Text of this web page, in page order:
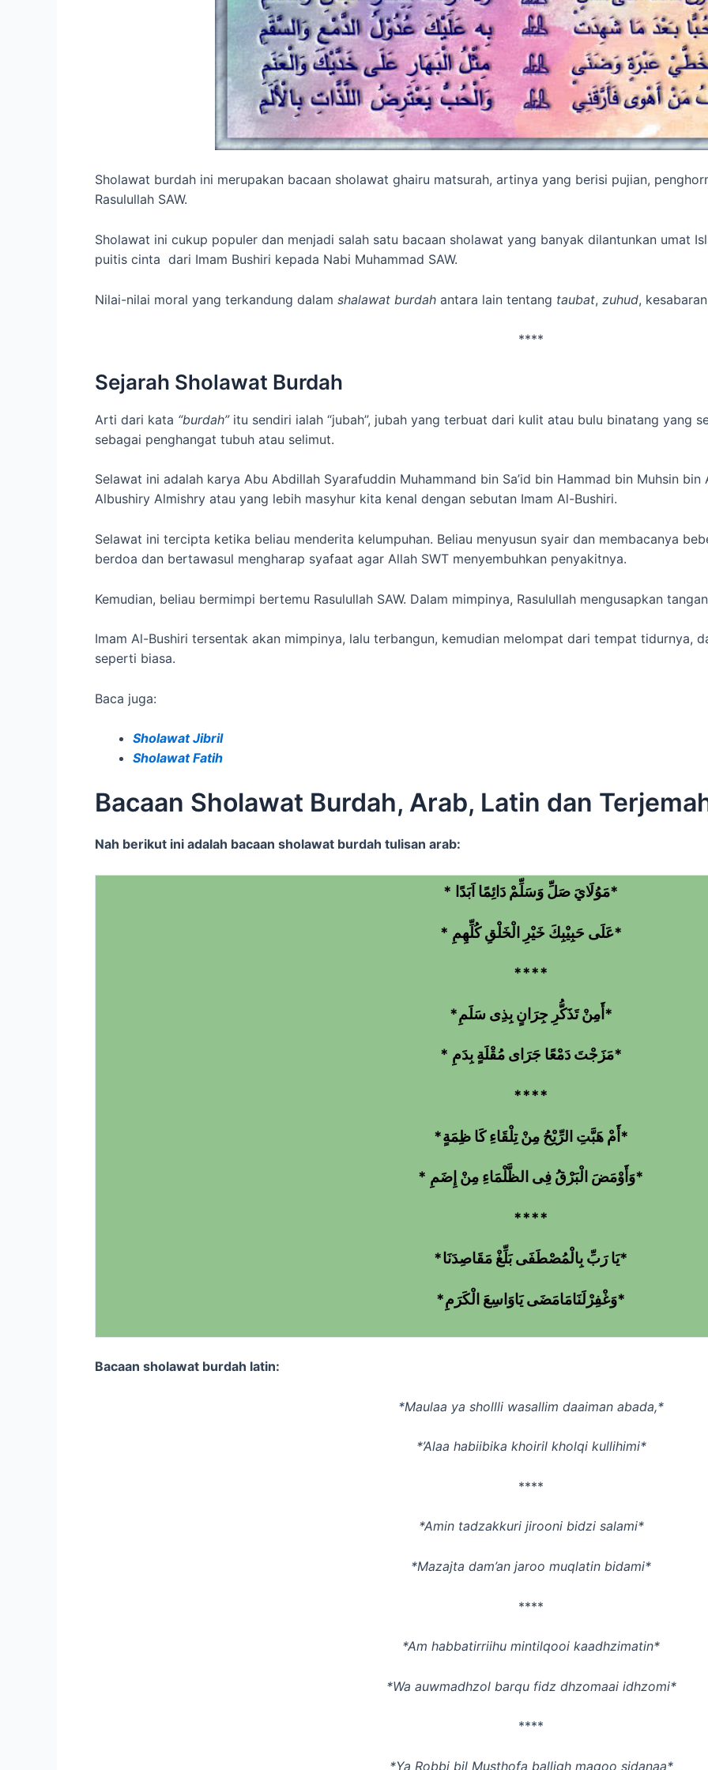
Sholawat burdah ini merupakan bacaan sholawat ghairu matsurah, artinya yang berisi pujian,
Rasulullah SAW.
Sholawat ini cukup populer dan menjadi salah satu bacaan sholawat yang banyak dilantunkan umat
puitis cinta dari Imam Bushiri kepada Nabi Muhammad SAW.
Nilai-nilai moral yang terkandung dalam shalawat burdah antara lain tentang taubat, zuhud,
****
Sejarah Sholawat Burdah
Arti dari kata “burdah” itu sendiri ialah “jubah”, jubah yang terbuat dari kulit atau bulu binatang yang
sebagai penghangat tubuh atau selimut.
Selawat ini adalah karya Abu Abdillah Syarafuddin Muhammand bin Sa’id bin Hammad bin Muhsin
Albushiry Almishry atau yang lebih masyhur kita kenal dengan sebutan Imam Al-Bushiri.
Selawat ini tercipta ketika beliau menderita kelumpuhan. Beliau menyusun syair dan membacanya
berdoa dan bertawasul mengharap syafaat agar Allah SWT menyembuhkan penyakitnya.
Kemudian, beliau bermimpi bertemu Rasulullah SAW. Dalam mimpinya, Rasulullah mengusapkan
Imam Al-Bushiri tersentak akan mimpinya, lalu terbangun, kemudian melompat dari tempat tidurnya,
seperti biasa.
Baca juga:
Sholawat Jibril
Sholawat Fatih
Bacaan Sholawat Burdah, Arab, Latin dan
Nah berikut ini adalah bacaan sholawat burdah tulisan arab:
* مَوُلَايَ صَلِّ وَسَلِّمْ دَائِمًا اَبَدًا*
* عَلَى حَبِيْبِكَ خَيْرِ الْخَلْقِ كُلِّهِمِ*
****
*أَمِنْ تَذَكُّرِ جِرَانٍ بِذِى سَلَمِ*
* مَزَجْتَ دَمْعًا جَرَاى مُقْلَةٍ بِدَمِ*
****
*أَمْ هَبَّتِ الرِّيْحُ مِنْ تِلْقَاءِ كَا ظِمَةٍ*
* وَأَوْمَضَ الْبَرْقُ فِى الظَّلْمَاءِ مِنْ إِضَمِ*
****
*يَا رَبِّ بِالْمُصْطَفَى بَلِّغْ مَقَاصِدَنَا*
*وَغْفِرْلَنَامَامَضَى يَاوَاسِعَ الْكَرَمِ*
Bacaan sholawat burdah latin:
*Maulaa ya shollli wasallim daaiman abada,*
*’Alaa habiibika khoiril kholqi kullihimi*
****
*Amin tadzakkuri jirooni bidzi salami*
*Mazajta dam’an jaroo muqlatin bidami*
****
*Am habbatirriihu mintilqooi kaadhzimatin*
*Wa auwmadhzol barqu fidz dhzomaai idhzomi*
****
*Ya Robbi bil Musthofa balligh maqoo sidanaa*